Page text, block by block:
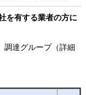
を有する業者の方に
グループ（詳細